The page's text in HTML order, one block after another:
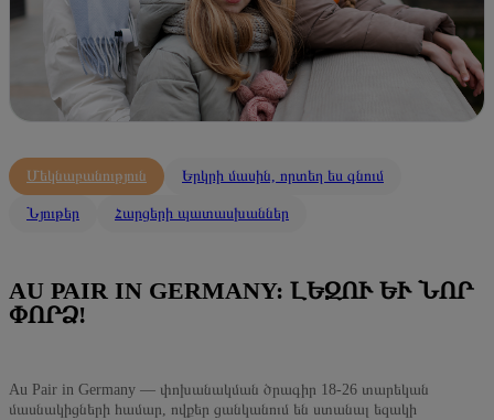
Մեկնաբանություն Երկրի մասին, որտեղ ես գնում
Նյութեր Հարցերի պատասխաններ
AU PAIR IN GERMANY: ԼԵԶՈՒ ԵՒ ՆՈՐ Փ
ՈՐՁ!
Au Pair in Germany — փոխանակման ծրագիր 18-26 տարեկան
մասնակիցների համար, ովքեր ցանկանում են ստանալ եզակի